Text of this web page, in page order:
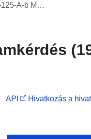
Topográfiai térkép 1: 25 000 – Államkérdés (1981–1989) N-33–125-A-b Marxwalde
API Hivatkozás a